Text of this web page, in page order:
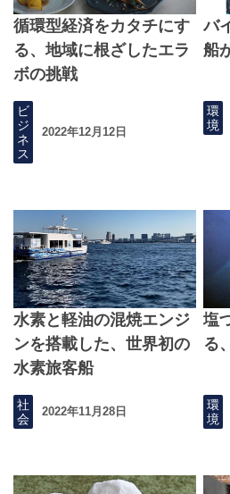
循環型経済をカタチにす
る、地域に根ざしたエラ
ボの挑戦
ビ
ジ
ネ
ス
2022年12月12日
バ
船
環
境
水素と軽油の混焼エンジ
ンを搭載した、世界初の
水素旅客船
社
会
2022年11月28日
塩
る
環
境